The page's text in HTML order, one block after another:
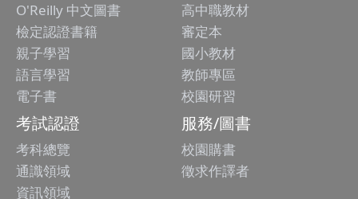
O'Reilly 中文圖書
檢定認證書籍
親子學習
語言學習
電子書
高中職教材
審定本
國小教材
教師專區
校園研習
考試認證
考科總覽
通識領域
資訊領域
服務/圖書
校園購書
徵求作譯者